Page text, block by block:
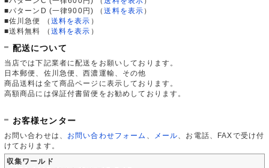
■パターンD (一律900円)
（送料を表示 ）
■佐川急便
（ 送料を表示 ）
■送料無料
（ 送料を表示 ）
配送について
当店では下記業者に配送をお願いしております。
日本郵便、佐川急便、西濃運輸、その他
商品送料は全て商品ページに表示しております。
高額商品には保証付書留便をお勧めしております。
お客様センター
お問い合わせは、 お問い合わせフォーム メール 、お電話、FAXで受け付
けております。
収集ワールド